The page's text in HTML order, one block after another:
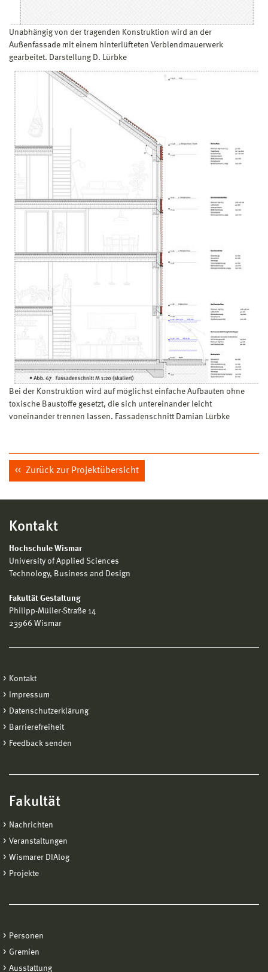
Unabhängig von der tragenden Konstruktion wird an der
Außenfassade mit einem hinterlüfteten Verblendmauerwerk
gearbeitet. Darstellung D. Lürbke
Bei der Konstruktion wird auf möglichst einfache Aufbauten ohne
toxische Baustoffe gesetzt, die sich untereinander leicht
voneinander trennen lassen. Fassadenschnitt Damian Lürbke
Zurück zur Projektübersicht
Kontakt
Hochschule Wismar
University of Applied Sciences
Technology, Business and Design
Fakultät Gestaltung
Philipp-Müller-Straße 14
23966 Wismar
Kontakt
Impressum
Datenschutzerklärung
Barrierefreiheit
Feedback senden
Fakultät
Nachrichten
Veranstaltungen
Wismarer DIAlog
Projekte
Personen
Gremien
Ausstattung